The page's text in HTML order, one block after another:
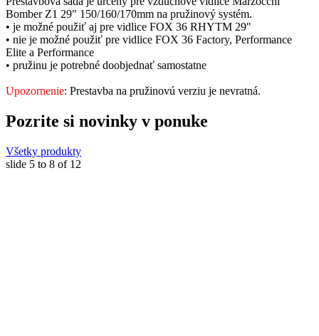
Bomber Z1 29" 150/160/170mm na pružinový systém.
• je možné použiť aj pre vidlice FOX 36 RHYTM 29"
• nie je možné použiť pre vidlice FOX 36 Factory, Performance
Elite a Performance
• pružinu je potrebné doobjednať samostatne
Upozornenie: Prestavba na pružinovú verziu je nevratná.
Pozrite si novinky v ponuke
Všetky produkty
slide 5 to 8 of 12